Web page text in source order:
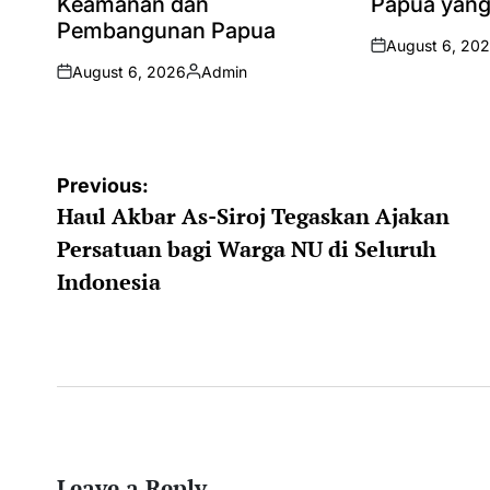
Pembangunan Papua
on
August 6, 2026
Posted
Admin
on
August 6,
Post
navigation
Previous:
Haul Akbar As-Siroj Tegaskan Ajakan
Persatuan bagi Warga NU di Seluruh
Indonesia